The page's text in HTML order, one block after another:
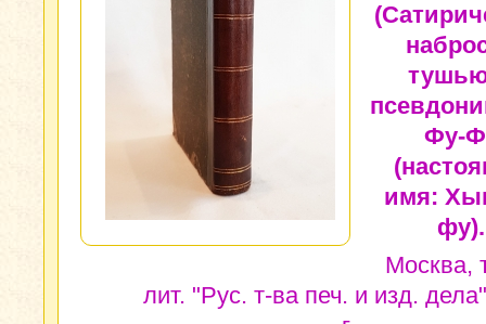
Фу-
имя:
фу).
Москва,
лит. "Рус. т-ва печ. и изд.